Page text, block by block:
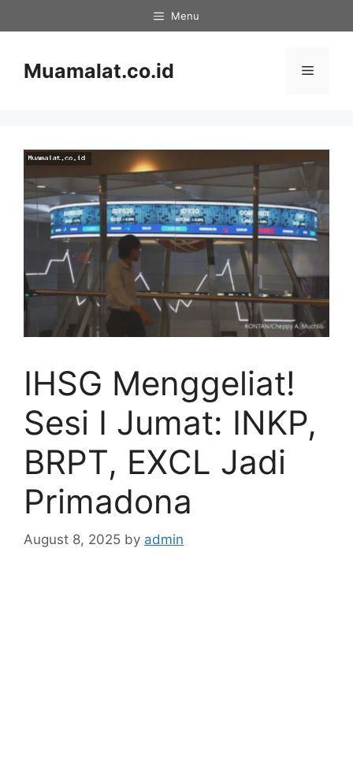
to
Menu
Muamalat.co.id Menu
IHSG Menggeliat!
Sesi I Jumat: INKP,
BRPT, EXCL Jadi
Primadona
August 8, 2025 by admin